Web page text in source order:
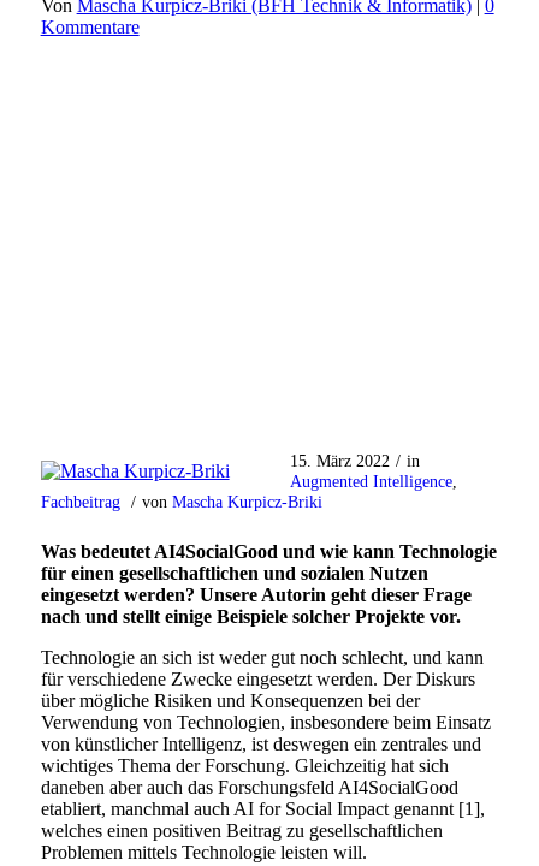
Von Mascha Kurpicz-Briki (BFH Technik & Informatik) | 0
Kommentare
15. März 2022 / in
Augmented Intelligence,
Fachbeitrag / von Mascha Kurpicz-Briki
Was bedeutet AI4SocialGood und wie kann Technologie
für einen gesellschaftlichen und sozialen Nutzen
eingesetzt werden? Unsere Autorin geht dieser Frage
nach und stellt einige Beispiele solcher Projekte vor.
Technologie an sich ist weder gut noch schlecht, und kann
für verschiedene Zwecke eingesetzt werden. Der Diskurs
über mögliche Risiken und Konsequenzen bei der
Verwendung von Technologien, insbesondere beim Einsatz
von künstlicher Intelligenz, ist deswegen ein zentrales und
wichtiges Thema der Forschung. Gleichzeitig hat sich
daneben aber auch das Forschungsfeld AI4SocialGood
etabliert, manchmal auch AI for Social Impact genannt [1],
welches einen positiven Beitrag zu gesellschaftlichen
Problemen mittels Technologie leisten will.